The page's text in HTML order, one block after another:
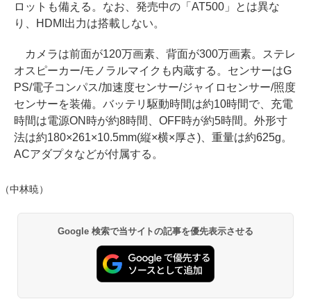
ロットも備える。なお、発売中の「AT500」とは異な
り、HDMI出力は搭載しない。
カメラは前面が120万画素、背面が300万画素。ステレ
オスピーカー/モノラルマイクも内蔵する。センサーはG
PS/電子コンパス/加速度センサー/ジャイロセンサー/照度
センサーを装備。バッテリ駆動時間は約10時間で、充電
時間は電源ON時が約8時間、OFF時が約5時間。外形寸
法は約180×261×10.5mm(縦×横×厚さ)、重量は約625g。
ACアダプタなどが付属する。
（中林暁）
Google 検索で当サイトの記事を優先表示させる